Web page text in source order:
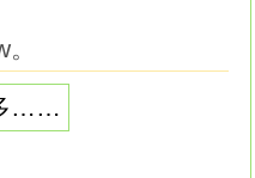
。
Ⅲ通信指令型（旋
……